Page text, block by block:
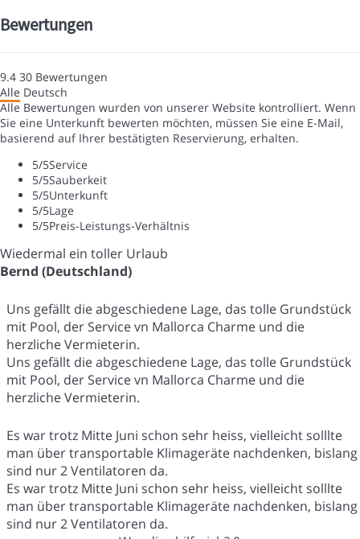
Bewertungen
9.4 30 Bewertungen
Alle Deutsch
Alle Bewertungen wurden von unserer Website kontrolliert. Wenn
Sie eine Unterkunft bewerten möchten, müssen Sie eine E-Mail,
basierend auf Ihrer bestätigten Reservierung, erhalten.
5/5Service
5/5Sauberkeit
5/5Unterkunft
5/5Lage
5/5Preis-Leistungs-Verhältnis
Wiedermal ein toller Urlaub
Bernd (Deutschland)
Uns gefällt die abgeschiedene Lage, das tolle Grundstück
mit Pool, der Service vn Mallorca Charme und die
herzliche Vermieterin.
Uns gefällt die abgeschiedene Lage, das tolle Grundstück
mit Pool, der Service vn Mallorca Charme und die
herzliche Vermieterin.
Es war trotz Mitte Juni schon sehr heiss, vielleicht solllte
man über transportable Klimageräte nachdenken, bislang
sind nur 2 Ventilatoren da.
Es war trotz Mitte Juni schon sehr heiss, vielleicht solllte
man über transportable Klimageräte nachdenken, bislang
sind nur 2 Ventilatoren da.